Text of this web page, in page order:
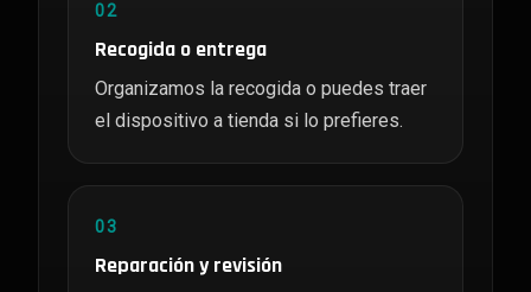
02
Recogida o entrega
Organizamos la recogida o puedes traer
el dispositivo a tienda si lo prefieres.
03
Reparación y revisión